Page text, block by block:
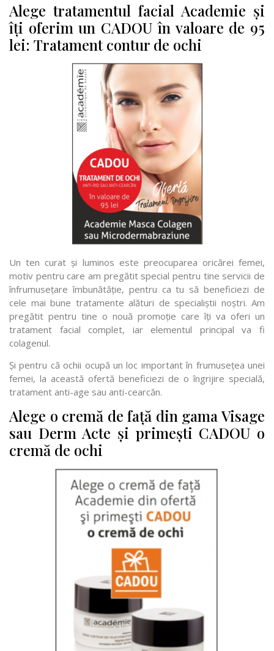
Alege tratamentul facial Academie și
îți oferim un CADOU în valoare de 95
lei: Tratament contur de ochi
Un ten curat și luminos este preocuparea oricărei femei,
motiv pentru care am pregătit special pentru tine servicii de
înfrumusețare îmbunătăție, pentru ca tu să beneficiezi de
cele mai bune tratamente alături de specialiștii noștri. Am
pregătit pentru tine o nouă promoție care îți va oferi un
tratament facial complet, iar elementul principal va fi
colagenul.
Și pentru că ochii ocupă un loc important în frumusețea unei
femei, la această ofertă beneficiezi de o îngrijire specială,
tratament anti-age sau anti-cearcăn.
Alege o cremă de față din gama Visage
sau Derm Acte și primești CADOU o
cremă de ochi